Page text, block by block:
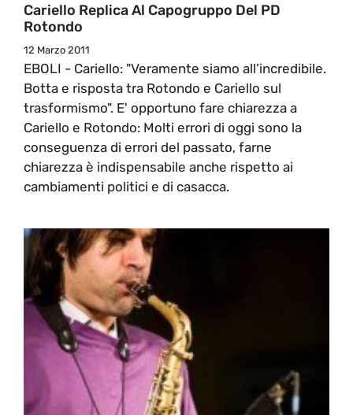
Cariello Replica Al Capogruppo Del PD
Rotondo
12 Marzo 2011
EBOLI - Cariello: "Veramente siamo all’incredibile.
Botta e risposta tra Rotondo e Cariello sul
trasformismo". E' opportuno fare chiarezza a
Cariello e Rotondo: Molti errori di oggi sono la
conseguenza di errori del passato, farne
chiarezza è indispensabile anche rispetto ai
cambiamenti politici e di casacca.